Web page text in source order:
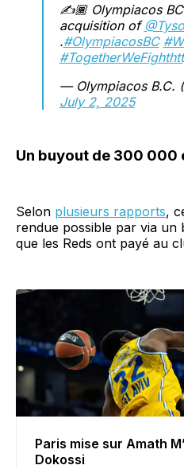
✍️🏾 Olympiacos
acquisition of
.#OlympiacosBC
#TogetherWeFight
— Olympiacos B.C.
July 2, 2025
Un buyout de 300 000
Selon plusieurs rapports,
rendue possible par via
que les Reds ont payé au
Paris mise sur Amath
Dokossi